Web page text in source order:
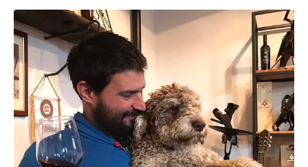
Lees meer over Wijnweek in Perugia – een ware